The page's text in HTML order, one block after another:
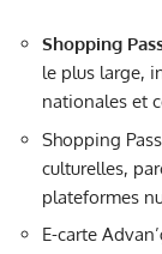
Shopping
le plus large,
nationales et
Shopping
culturelles,
plateformes
E-carte